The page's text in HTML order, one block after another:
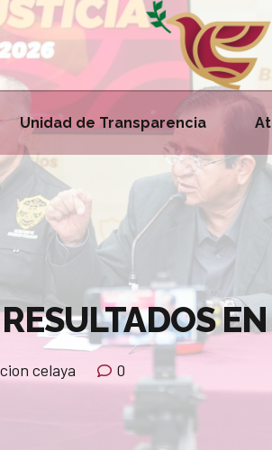
Unidad de Transparencia
celaya 0